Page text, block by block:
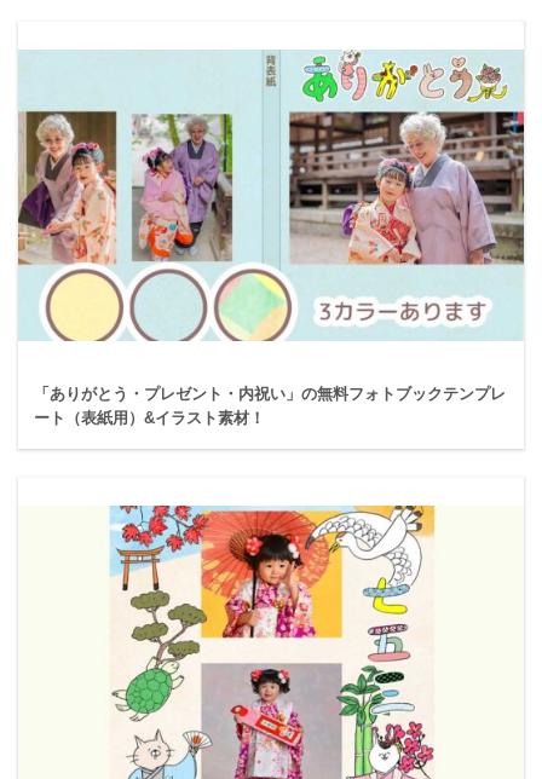
「ありがとう・プレゼント・内祝い」の無料フォトブックテンプレ
ート（表紙用）&イラスト素材！